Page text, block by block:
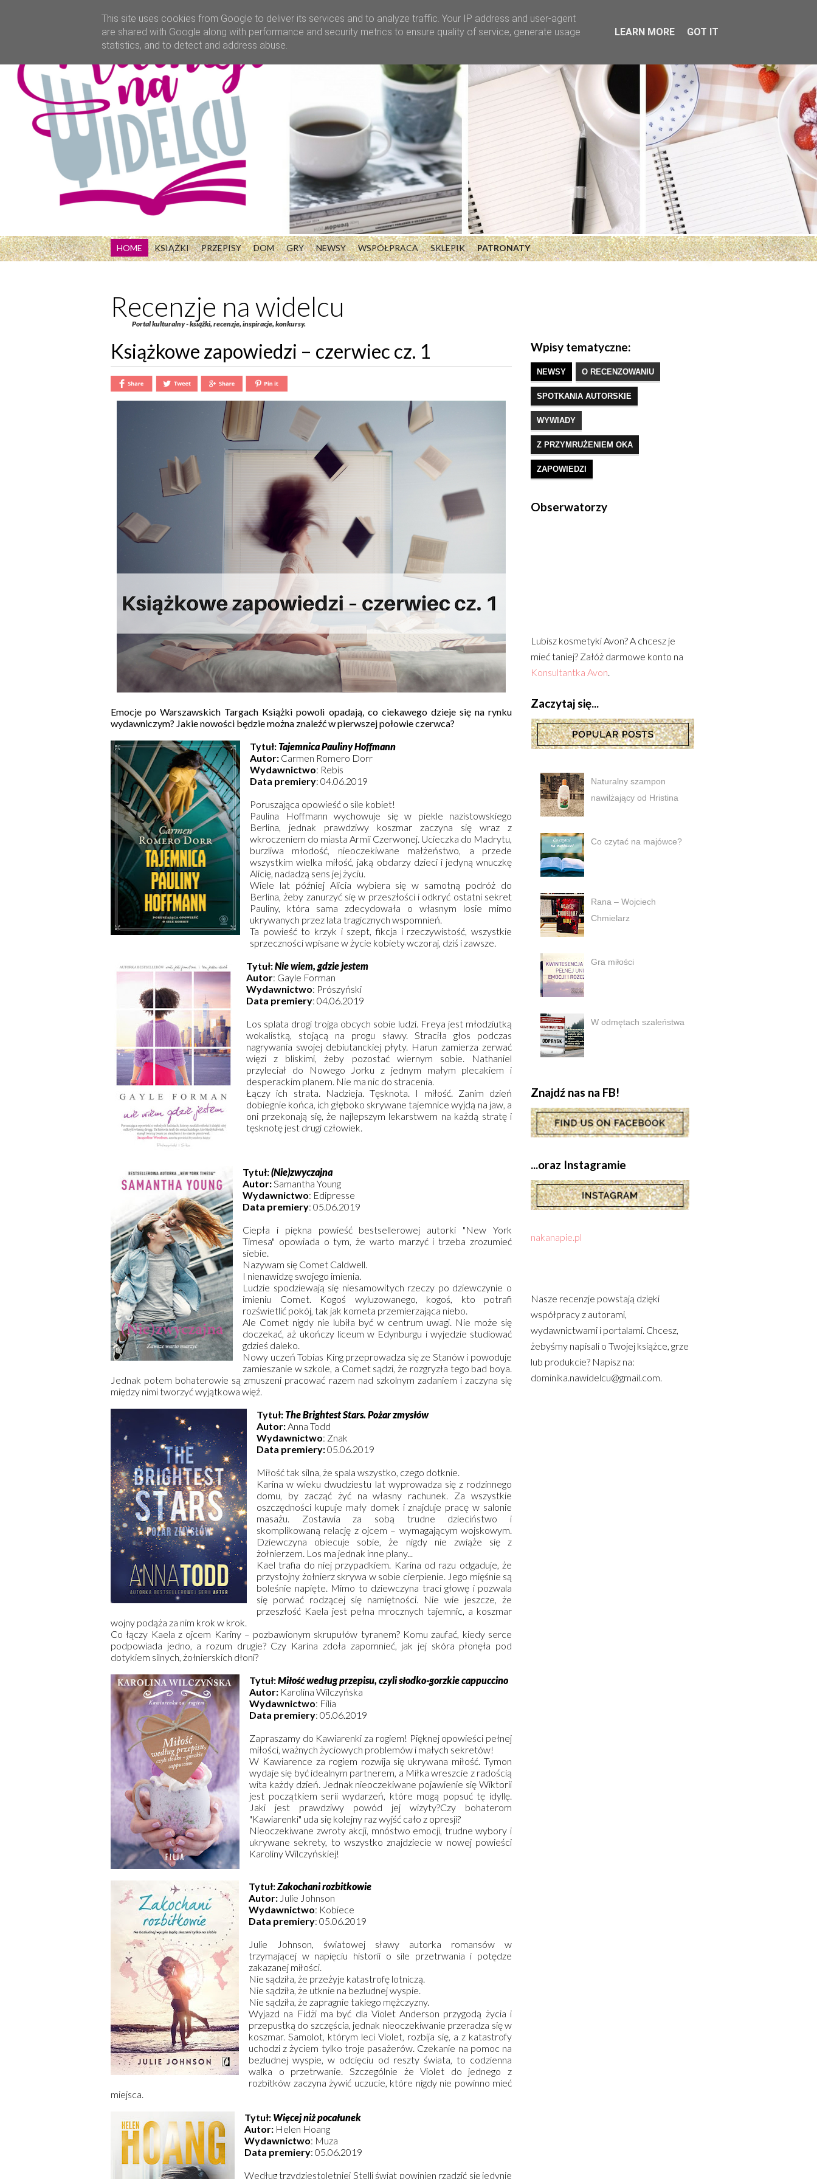
HOME KSIĄŻKI PRZEPISY DOM GRY NEWSY WSPÓŁPRACA SKLEPIK PATRONATY
Recenzje na widelcu
Portal kulturalny - książki, recenzje, inspiracje, konkursy.
Książkowe zapowiedzi – czerwiec cz. 1
Emocje po Warszawskich Targach Książki powoli opadają, co ciekawego dzieje się na rynku
wydawniczym? Jakie nowości będzie można znaleźć w pierwszej połowie czerwca?
Tytuł:Tajemnica Pauliny Hoffmann
Autor: Carmen Romero Dorr
Wydawnictwo: Rebis
Data premiery: 04.06.2019
Poruszająca opowieść o sile kobiet!
Paulina Hoffmann wychowuje się w piekle nazistowskiego
Berlina, jednak prawdziwy koszmar zaczyna się wraz z
wkroczeniem do miasta Armii Czerwonej. Ucieczka do Madrytu,
burzliwa młodość, nieoczekiwane małżeństwo, a przede
wszystkim wielka miłość, jaką obdarzy dzieci i jedyną wnuczkę
Alicię, nadadzą sens jej życiu.
Wiele lat później Alicia wybiera się w samotną podróż do
Berlina, żeby zanurzyć się w przeszłości i odkryć ostatni sekret
Pauliny, która sama zdecydowała o własnym losie mimo
ukrywanych przez lata tragicznych wspomnień.
Ta powieść to krzyk i szept, fikcja i rzeczywistość, wszystkie
sprzeczności wpisane w życie kobiety wczoraj, dziś i zawsze.
Tytuł:Nie wiem, gdzie jestem
Autor: Gayle Forman
Wydawnictwo: Prószyński
Data premiery: 04.06.2019
Los splata drogi trojga obcych sobie ludzi. Freya jest młodziutką
wokalistką, stojącą na progu sławy. Straciła głos podczas
nagrywania swojej debiutanckiej płyty. Harun zamierza zerwać
więzi z bliskimi, żeby pozostać wiernym sobie. Nathaniel
przyleciał do Nowego Jorku z jednym małym plecakiem i
desperackim planem. Nie ma nic do stracenia.
Łączy ich strata. Nadzieja. Tęsknota. I miłość. Zanim dzień
dobiegnie końca, ich głęboko skrywane tajemnice wyjdą na jaw, a
oni przekonają się, że najlepszym lekarstwem na każdą stratę i
tęsknotę jest drugi człowiek.
Tytuł:(Nie)zwyczajna
Autor:Samantha Young
Wydawnictwo: Edipresse
Data premiery: 05.06.2019
Ciepła i piękna powieść bestsellerowej autorki "New York
Timesa" opowiada o tym, że warto marzyć i trzeba zrozumieć
siebie.
Nazywam się Comet Caldwell.
I nienawidzę swojego imienia.
Ludzie spodziewają się niesamowitych rzeczy po dziewczynie o
imieniu Comet. Kogoś wyluzowanego, kogoś, kto potrafi
rozświetlić pokój, tak jak kometa przemierzająca niebo.
Ale Comet nigdy nie lubiła być w centrum uwagi. Nie może się
doczekać, aż ukończy liceum w Edynburgu i wyjedzie studiować
gdzieś daleko.
Nowy uczeń Tobias King przeprowadza się ze Stanów i powoduje
zamieszanie w szkole, a Comet sądzi, że rozgryzła tego bad boya.
Jednak potem bohaterowie są zmuszeni pracować razem nad szkolnym zadaniem i zaczyna się
między nimi tworzyć wyjątkowa więź.
Tytuł:The Brightest Stars. Pożar zmysłów
Autor:Anna Todd
Wydawnictwo: Znak
Data premiery:05.06.2019
Miłość tak silna, że spala wszystko, czego dotknie.
Karina w wieku dwudziestu lat wyprowadza się z rodzinnego
domu, by zacząć żyć na własny rachunek. Za wszystkie
oszczędności kupuje mały domek i znajduje pracę w salonie
masażu. Zostawia za sobą trudne dzieciństwo i
skomplikowaną relację z ojcem – wymagającym wojskowym.
Dziewczyna obiecuje sobie, że nigdy nie zwiąże się z
żołnierzem. Los ma jednak inne plany...
Kael trafia do niej przypadkiem. Karina od razu odgaduje, że
przystojny żołnierz skrywa w sobie cierpienie. Jego mięśnie są
boleśnie napięte. Mimo to dziewczyna traci głowę i pozwala
się porwać rodzącej się namiętności. Nie wie jeszcze, że
przeszłość Kaela jest pełna mrocznych tajemnic, a koszmar
wojny podąża za nim krok w krok.
Co łączy Kaela z ojcem Kariny – pozbawionym skrupułów tyranem? Komu zaufać, kiedy serce
podpowiada jedno, a rozum drugie? Czy Karina zdoła zapomnieć, jak jej skóra płonęła pod
dotykiem silnych, żołnierskich dłoni?
Tytuł:Miłość według przepisu, czyli słodko-gorzkie cappuccino
Autor: Karolina Wilczyńska
Wydawnictwo: Filia
Data premiery: 05.06.2019
Zapraszamy do Kawiarenki za rogiem! Pięknej opowieści pełnej
miłości, ważnych życiowych problemów i małych sekretów!
W Kawiarence za rogiem rozwija się ukrywana miłość. Tymon
wydaje się być idealnym partnerem, a Miłka wreszcie z radością
wita każdy dzień. Jednak nieoczekiwane pojawienie się Wiktorii
jest początkiem serii wydarzeń, które mogą popsuć tę idyllę.
Jaki jest prawdziwy powód jej wizyty?Czy bohaterom
"Kawiarenki" uda się kolejny raz wyjść cało z opresji?
Nieoczekiwane zwroty akcji, mnóstwo emocji, trudne wybory i
ukrywane sekrety, to wszystko znajdziecie w nowej powieści
Karoliny Wilczyńskiej!
Tytuł:Zakochani rozbitkowie
Autor: Julie Johnson
Wydawnictwo: Kobiece
Data premiery: 05.06.2019
Julie Johnson, światowej sławy autorka romansów w
trzymającej w napięciu historii o sile przetrwania i potędze
zakazanej miłości.
Nie sądziła, że przeżyje katastrofę lotniczą.
Nie sądziła, że utknie na bezludnej wyspie.
Nie sądziła, że zapragnie takiego mężczyzny.
Wyjazd na Fidżi ma być dla Violet Anderson przygodą życia i
przepustką do szczęścia, jednak nieoczekiwanie przeradza się w
koszmar. Samolot, którym leci Violet, rozbija się, a z katastrofy
uchodzi z życiem tylko troje pasażerów. Czekanie na pomoc na
bezludnej wyspie, w odcięciu od reszty świata, to codzienna
walka o przetrwanie. Szczególnie że Violet do jednego z
rozbitków zaczyna żywić uczucie, które nigdy nie powinno mieć
miejsca.
Tytuł: Więcej niż pocałunek
Autor: Helen Hoang
Wydawnictwo: Muza
Data premiery: 05.06.2019
Według trzydziestoletniej Stelli świat powinien rządzić się jedynie
Wpisy tematyczne:
NEWSY O RECENZOWANIU
SPOTKANIA AUTORSKIE
WYWIADY
Z PRZYMRUŻENIEM OKA
ZAPOWIEDZI
Obserwatorzy
Lubisz kosmetyki Avon? A chcesz je
mieć taniej? Załóż darmowe konto na
Konsultantka Avon.
Zaczytaj się...
Naturalny szampon
nawilżający od Hristina
Co czytać na majówce?
Rana – Wojciech
Chmielarz
Gra miłości
W odmętach szaleństwa
Znajdź nas na FB!
...oraz Instagramie
nakanapie.pl
Nasze recenzje powstają dzięki
współpracy z autorami,
wydawnictwami i portalami. Chcesz,
żebyśmy napisali o Twojej książce, grze
lub produkcie? Napisz na:
dominika.nawidelcu@gmail.com.
This site uses cookies from Google to deliver its services and to analyze traffic. Your IP address and user-agent
are shared with Google along with performance and security metrics to ensure quality of service, generate usage
statistics, and to detect and address abuse.
LEARN MORE GOT IT